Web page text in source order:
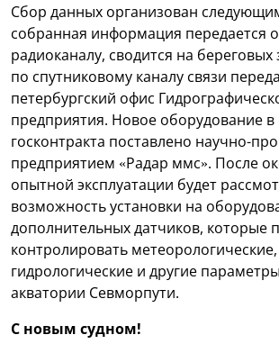
Сбор данных организован
собранная информация передается
радиоканалу, сводится на береговых
по спутниковому каналу связи
петербургский офис
предприятия. Новое оборудование в
госконтракта поставлено научно-
предприятием «Радар ммс». После
опытной эксплуатации будет
возможность установки на
дополнительных датчиков, которые
контролировать
гидрологические и другие
акватории Севморпути.
С новым судном!